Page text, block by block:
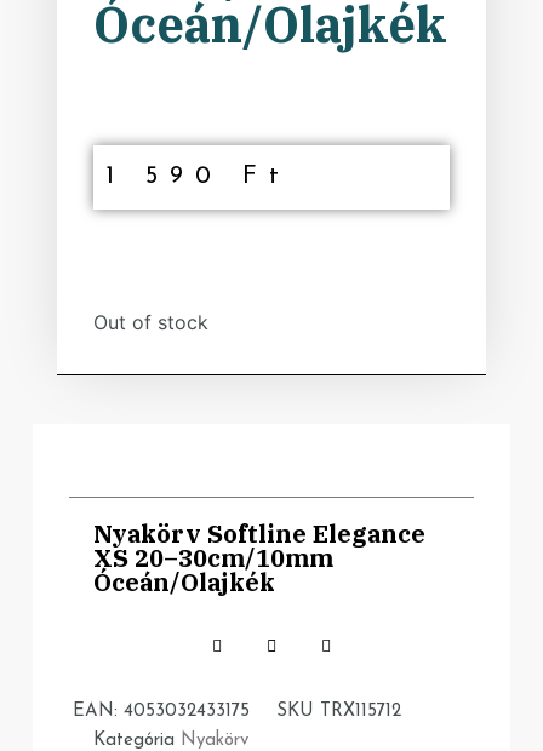
Óceán/Olajkék
1 590 Ft
Out of stock
Nyakörv Softline Elegance
XS 20–30cm/10mm
Óceán/Olajkék
EAN: 4053032433175 SKU
TRX115712
Kategória Nyakörv